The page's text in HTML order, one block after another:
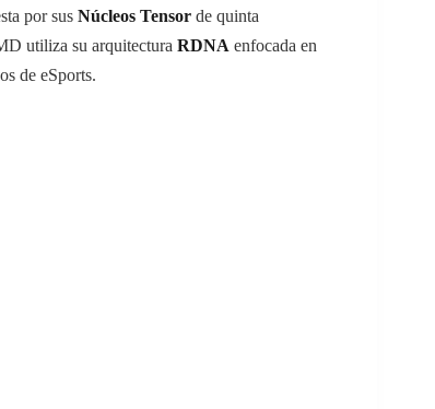
por sus Núcleos Tensor de quinta
utiliza su arquitectura RDNA enfocada en
de eSports.